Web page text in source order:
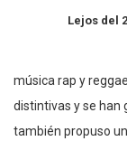
Lejos del 2
música rap y
distintivas y se han
también propuso